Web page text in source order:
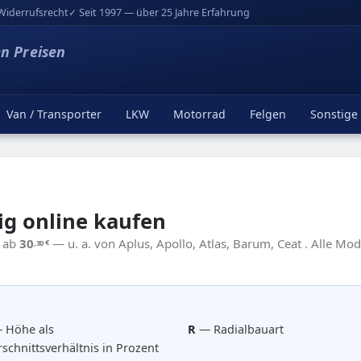
✓ Seit 1997 — über 25 Jahre Erfahrung
Preisen
Van / Transporter LKW Motorrad Felgen Sonstige
online kaufen
30 ,30€ — u. a. von Aplus, Apollo, Atlas, Barum, Ceat . Alle
als
in Prozent
R — Radialbauart